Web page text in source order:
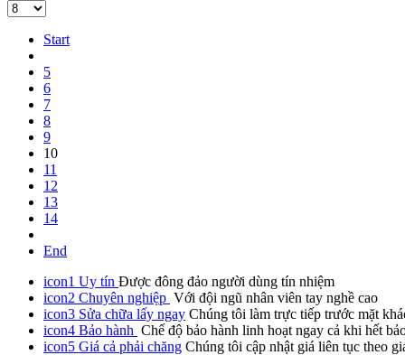
Start
5
6
7
8
9
10
11
12
13
14
End
icon1 Uy tín Được đông đảo người dùng tín nhiệm
icon2 Chuyên nghiệp Với đội ngũ nhân viên tay nghề cao
icon3 Sửa chữa lấy ngay Chúng tôi làm trực tiếp trước mặt
icon4 Bảo hành Chế độ bảo hành linh hoạt ngay cả khi hết
icon5 Giá cả phải chăng Chúng tôi cập nhật giá liên tục theo